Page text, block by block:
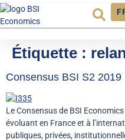
Étiquette :
Consensus BSI S2 2019
Le Consensus de BSI
évoluant en France et à
publiques, privées,